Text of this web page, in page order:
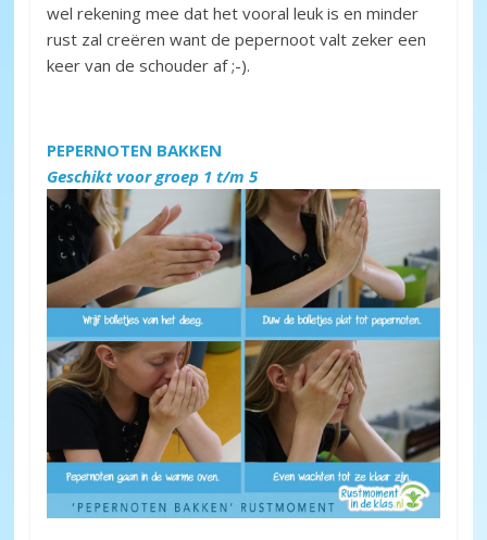
wel rekening mee dat het vooral leuk is en minder
rust zal creëren want de pepernoot valt zeker een
keer van de schouder af ;-).
PEPERNOTEN BAKKEN
Geschikt voor groep 1 t/m 5